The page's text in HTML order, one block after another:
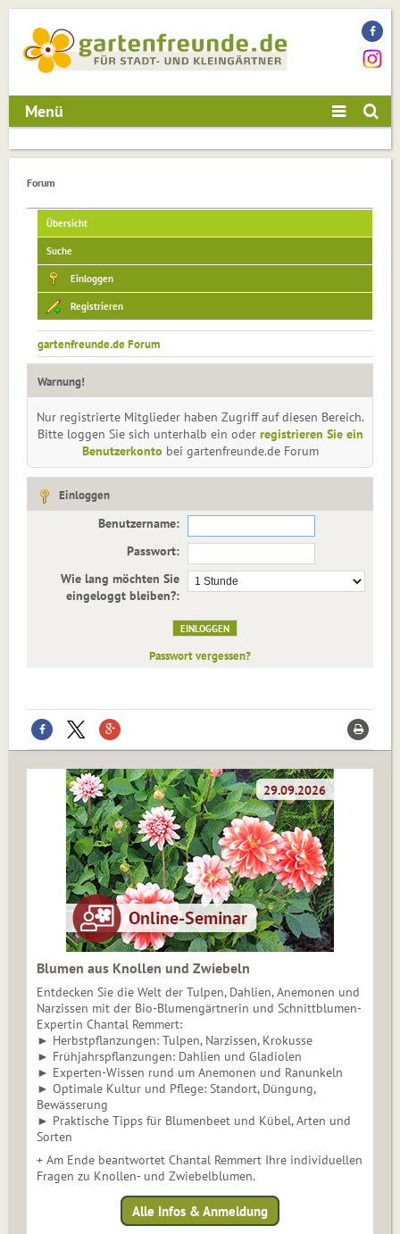
Menü
Forum
Übersicht
Suche
Einloggen
Registrieren
gartenfreunde.de Forum
Warnung!
Nur registrierte Mitglieder haben Zugriff auf diesen Bereich.
Bitte loggen Sie sich unterhalb ein oder registrieren Sie ein
Benutzerkonto bei gartenfreunde.de Forum
Einloggen
Benutzername:
Passwort:
Wie lang möchten Sie
eingeloggt bleiben?:
Passwort vergessen?
Blumen aus Knollen und Zwiebeln
Entdecken Sie die Welt der Tulpen, Dahlien, Anemonen und
Narzissen mit der Bio-Blumengärtnerin und Schnittblumen-
Expertin Chantal Remmert:
► Herbstpflanzungen: Tulpen, Narzissen, Krokusse
► Frühjahrspflanzungen: Dahlien und Gladiolen
► Experten-Wissen rund um Anemonen und Ranunkeln
► Optimale Kultur und Pflege: Standort, Düngung,
Bewässerung
► Praktische Tipps für Blumenbeet und Kübel, Arten und
Sorten
+ Am Ende beantwortet Chantal Remmert Ihre individuellen
Fragen zu Knollen- und Zwiebelblumen.
Alle Infos & Anmeldung